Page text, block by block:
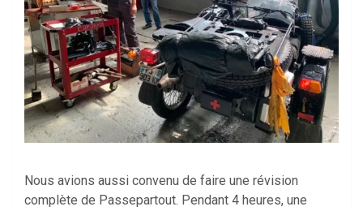
Nous avions aussi convenu de faire une révision
complète de Passepartout. Pendant 4 heures, une